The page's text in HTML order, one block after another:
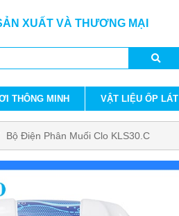
XUẤT VÀ THƯƠNG MẠI
THÔNG MINH VẬT LIỆU ỐP LÁT
Bộ Điện Phân Muối Clo KLS30.C